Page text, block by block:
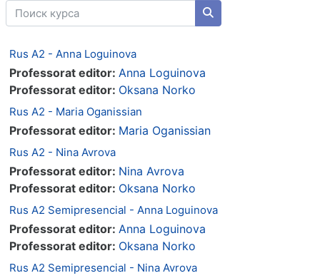
Поиск курса
Поиск курса
Rus A2 - Anna Loguinova
Professorat editor: Anna Loguinova
Professorat editor: Oksana Norko
Rus A2 - Maria Oganissian
Professorat editor: Maria Oganissian
Rus A2 - Nina Avrova
Professorat editor: Nina Avrova
Professorat editor: Oksana Norko
Rus A2 Semipresencial - Anna Loguinova
Professorat editor: Anna Loguinova
Professorat editor: Oksana Norko
Rus A2 Semipresencial - Nina Avrova